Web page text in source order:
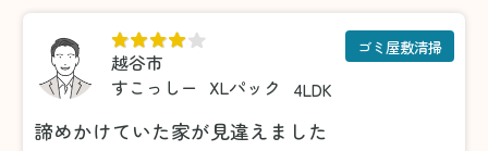
越谷市
すこっしー
XLパック 4LDK
ゴミ屋敷清掃
諦めかけていた家が見違えました